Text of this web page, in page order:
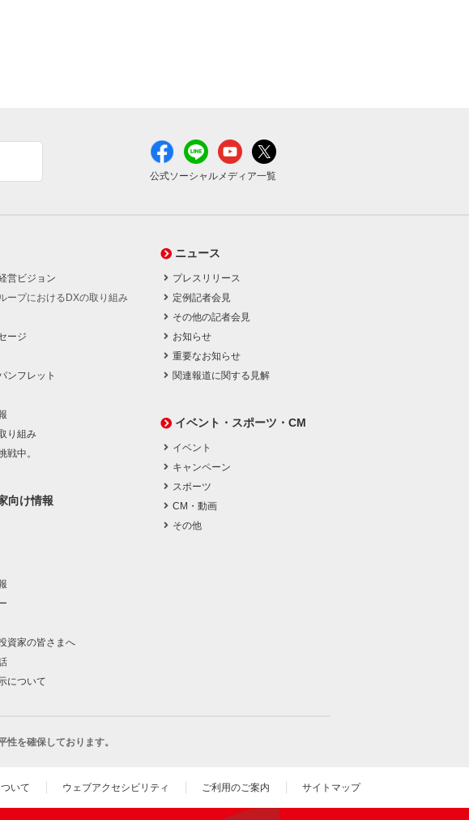
公式ソーシャルメディア一覧
営ビジョン
ープにおけるDXの取り組み
ージ
ンフレット
り組み
戦中。
向け情報
資家の皆さまへ
について
ニュース
プレスリリース
定例記者会見
その他の記者会見
お知らせ
重要なお知らせ
関連報道に関する見解
イベント・スポーツ・CM
イベント
キャンペーン
スポーツ
CM・動画
その他
を確保しております。
いて ウェブアクセシビリティ ご利用のご案内 サイトマップ